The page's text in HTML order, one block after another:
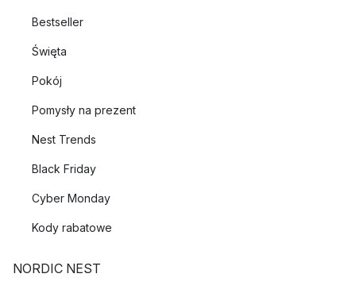
Bestseller
Święta
Pokój
Pomysły na prezent
Nest Trends
Black Friday
Cyber Monday
Kody rabatowe
NORDIC NEST